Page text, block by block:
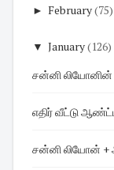
► February(75)
▼ January(126)
சன்னி
எதிர் வீட்டு
சன்னி லியோன் +